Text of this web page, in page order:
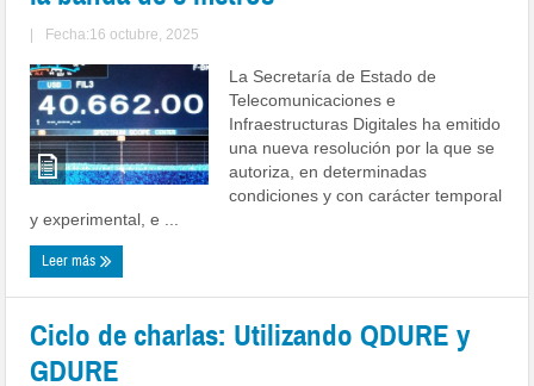
| Fecha:16 octubre, 2025
La Secretaría de Estado de
Telecomunicaciones e
Infraestructuras Digitales ha emitido
una nueva resolución por la que se
autoriza, en determinadas
condiciones y con carácter temporal
y experimental, e ...
Leer más
Ciclo de charlas: Utilizando QDURE y
GDURE